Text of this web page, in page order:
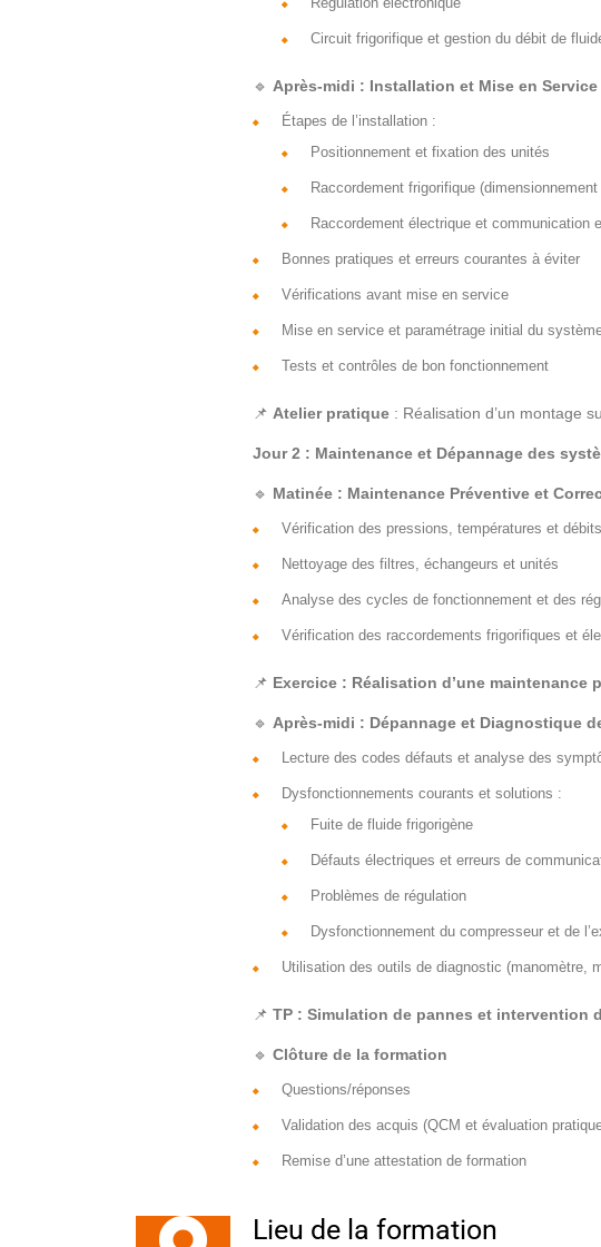
Circuit frigorifique et gestion du débit de
🔹 Après-midi : Installation et Mise en Service
Étapes de l’installation :
Positionnement et fixation des unités
Raccordement frigorifique
Raccordement électrique et communication
Bonnes pratiques et erreurs courantes à éviter
Vérifications avant mise en service
Mise en service et paramétrage initial du
Tests et contrôles de bon fonctionnement
📌 Atelier pratique: Réalisation d’un montage
Jour 2 : Maintenance et Dépannage des
🔹 Matinée : Maintenance Préventive et
Vérification des pressions, températures et débits
Nettoyage des filtres, échangeurs et unités
Analyse des cycles de fonctionnement et des
Vérification des raccordements frigorifiques et
📌 Exercice : Réalisation d’une maintenance
🔹 Après-midi : Dépannage et Diagnostique
Lecture des codes défauts et analyse des
Dysfonctionnements courants et solutions :
Fuite de fluide frigorigène
Défauts électriques et erreurs de
Problèmes de régulation
Dysfonctionnement du compresseur et de
Utilisation des outils de diagnostic (manomètre,
📌 TP : Simulation de pannes et intervention
🔹 Clôture de la formation
Questions/réponses
Validation des acquis (QCM et évaluation
Remise d’une attestation de formation
Lieu de la formation